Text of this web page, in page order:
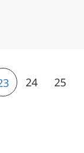
24
25